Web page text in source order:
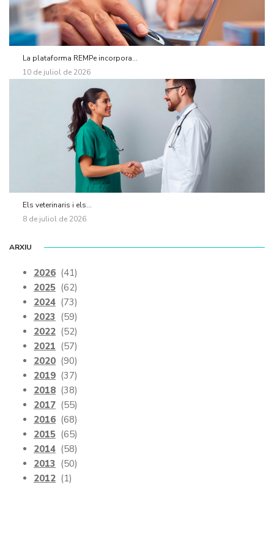
La plataforma REMPe incorpora...
10 de juliol de 2026
Els veterinaris i els...
8 de juliol de 2026
ARXIU
2026 (41)
2025 (62)
2024 (73)
2023 (59)
2022 (52)
2021 (57)
2020 (90)
2019 (37)
2018 (38)
2017 (55)
2016 (68)
2015 (65)
2014 (58)
2013 (50)
2012 (1)